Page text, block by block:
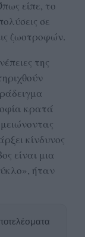
είπε, το
σε
ζωοτροφών.
της
κρατά
κίνδυνος
είναι μια
ήταν